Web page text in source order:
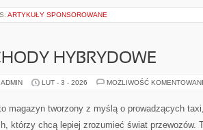
ARTYKUŁY SPONSOROWANE
HYBRYDOWE
LUT - 3 - 2026 MOŻLIWOŚĆ
magazyn tworzony z myślą o prowadzących
którzy chcą lepiej zrozumieć świat przewozów.